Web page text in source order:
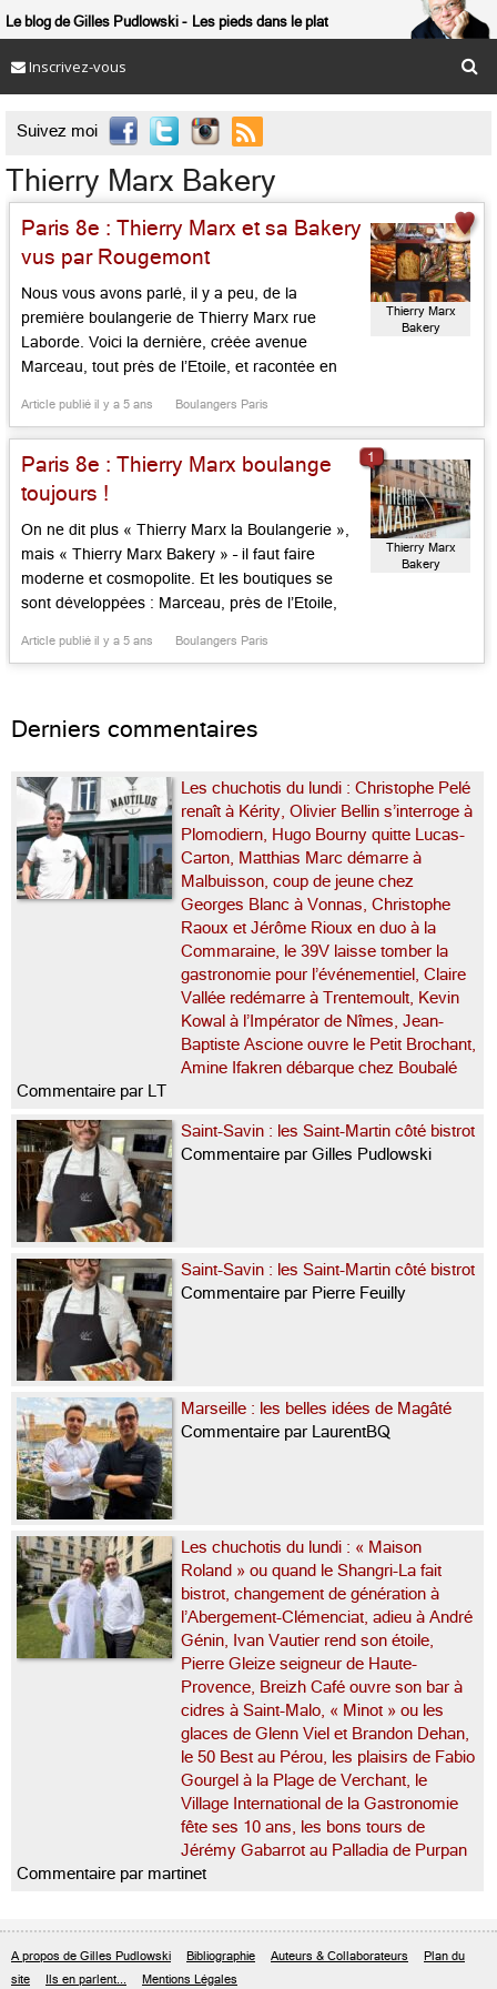
Le blog de Gilles Pudlowski Les pieds dans le plat
Inscrivez-vous
Suivez moi 
Thierry Marx Bakery
Paris 8e : Thierry Marx et sa Bakery
vus par Rougemont
Nous vous avons parlé, il y a peu, de la
première boulangerie de Thierry Marx rue
Laborde. Voici la dernière, créée avenue
Marceau, tout près de l’Etoile, et racontée en
complice Maurice Rougemont. Suivez-le vite …
Thierry Marx, le petit gars de Ménilmontant qui
bavait devant la boulangerie […]...
Article publié il y a 5 ans Boulangers Paris
Thierry Marx
Bakery
Paris 8e : Thierry Marx boulange
toujours !
On ne dit plus « Thierry Marx la Boulangerie »,
mais « Thierry Marx Bakery » – il faut faire
moderne et cosmopolite. Et les boutiques se
sont développées : Marceau, près de l’Etoile,
Beaupassage dans le 7e et dans le passage du
Article publié il y a 5 ans Boulangers Paris
Thierry Marx
Bakery
1
Derniers commentaires
Les chuchotis du lundi : Christophe Pelé
renaît à Kérity, Olivier Bellin s’interroge à
Plomodiern, Hugo Bourny quitte Lucas-
Carton, Matthias Marc démarre à
Malbuisson, coup de jeune chez
Georges Blanc à Vonnas, Christophe
Raoux et Jérôme Rioux en duo à la
Commaraine, le 39V laisse tomber la
gastronomie pour l’événementiel, Claire
Vallée redémarre à Trentemoult, Kevin
Kowal à l’Impérator de Nîmes, Jean-
Baptiste Ascione ouvre le Petit Brochant,
Amine Ifakren débarque chez Boubalé
Commentaire par LT
Saint-Savin : les Saint-Martin côté bistrot
Commentaire par Gilles Pudlowski
Saint-Savin : les Saint-Martin côté bistrot
Commentaire par Pierre Feuilly
Marseille : les belles idées de Magâté
Commentaire par LaurentBQ
Les chuchotis du lundi : « Maison
Roland » ou quand le Shangri-La fait
bistrot, changement de génération à
l’Abergement-Clémenciat, adieu à André
Génin, Ivan Vautier rend son étoile,
Pierre Gleize seigneur de Haute-
Provence, Breizh Café ouvre son bar à
cidres à Saint-Malo, « Minot » ou les
glaces de Glenn Viel et Brandon Dehan,
le 50 Best au Pérou, les plaisirs de Fabio
Gourgel à la Plage de Verchant, le
Village International de la Gastronomie
fête ses 10 ans, les bons tours de
Jérémy Gabarrot au Palladia de Purpan
Commentaire par martinet
A propos de Gilles Pudlowski Bibliographie Auteurs & Collaborateurs
Plan du
site
Ils en parlent... Mentions Légales